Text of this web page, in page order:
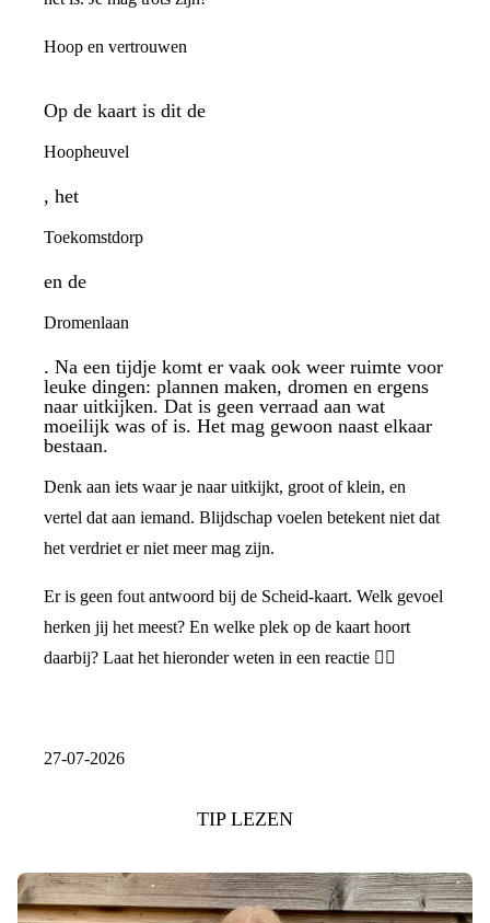
Hoop en vertrouwen
Op de kaart is dit de
Hoopheuvel
, het
Toekomstdorp
en de
Dromenlaan
. Na een tijdje komt er vaak ook weer ruimte voor
leuke dingen: plannen maken, dromen en ergens
naar uitkijken. Dat is geen verraad aan wat
moeilijk was of is. Het mag gewoon naast elkaar
bestaan.
Denk aan iets waar je naar uitkijkt, groot of klein, en
vertel dat aan iemand. Blijdschap voelen betekent niet dat
het verdriet er niet meer mag zijn.
Er is geen fout antwoord bij de Scheid-kaart. Welk gevoel
herken jij het meest? En welke plek op de kaart hoort
daarbij? Laat het hieronder weten in een reactie 👇🏼
27-07-2026
TIP LEZEN